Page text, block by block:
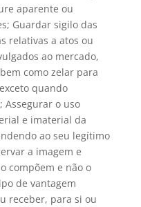
aparente ou
Guardar sigilo das
relativas a atos ou
ao mercado,
como zelar para
quando
Assegurar o uso
e imaterial da
ao seu legítimo
a imagem e
compõem e não o
de vantagem
receber, para si ou